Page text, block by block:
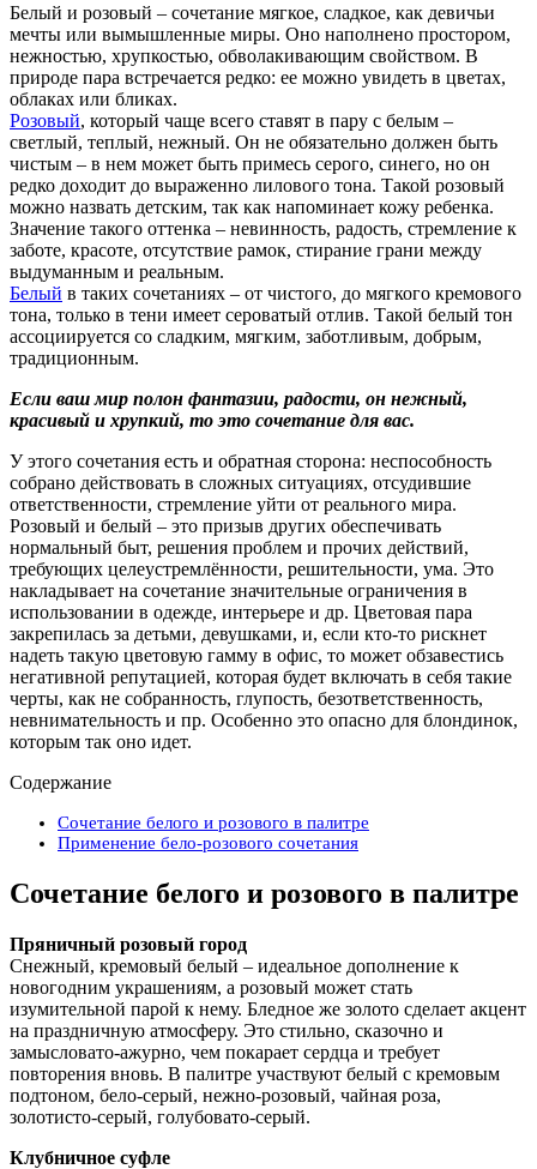
Белый и розовый – сочетание мягкое, сладкое, как девичьи
мечты или вымышленные миры. Оно наполнено простором,
нежностью, хрупкостью, обволакивающим свойством. В
природе пара встречается редко: ее можно увидеть в цветах,
облаках или бликах.
Розовый, который чаще всего ставят в пару с белым –
светлый, теплый, нежный. Он не обязательно должен быть
чистым – в нем может быть примесь серого, синего, но он
редко доходит до выраженно лилового тона. Такой розовый
можно назвать детским, так как напоминает кожу ребенка.
Значение такого оттенка – невинность, радость, стремление к
заботе, красоте, отсутствие рамок, стирание грани между
выдуманным и реальным.
Белый в таких сочетаниях – от чистого, до мягкого кремового
тона, только в тени имеет сероватый отлив. Такой белый тон
ассоциируется со сладким, мягким, заботливым, добрым,
традиционным.
Если ваш мир полон фантазии, радости, он нежный,
красивый и хрупкий, то это сочетание для вас.
У этого сочетания есть и обратная сторона: неспособность
собрано действовать в сложных ситуациях, отсудившие
ответственности, стремление уйти от реального мира.
Розовый и белый – это призыв других обеспечивать
нормальный быт, решения проблем и прочих действий,
требующих целеустремлённости, решительности, ума. Это
накладывает на сочетание значительные ограничения в
использовании в одежде, интерьере и др. Цветовая пара
закрепилась за детьми, девушками, и, если кто-то рискнет
надеть такую цветовую гамму в офис, то может обзавестись
негативной репутацией, которая будет включать в себя такие
черты, как не собранность, глупость, безответственность,
невнимательность и пр. Особенно это опасно для блондинок,
которым так оно идет.
Содержание
Сочетание белого и розового в палитре
Применение бело-розового сочетания
Сочетание белого и розового в палитре
Пряничный розовый город
Снежный, кремовый белый – идеальное дополнение к
новогодним украшениям, а розовый может стать
изумительной парой к нему. Бледное же золото сделает акцент
на праздничную атмосферу. Это стильно, сказочно и
замысловато-ажурно, чем покарает сердца и требует
повторения вновь. В палитре участвуют белый с кремовым
подтоном, бело-серый, нежно-розовый, чайная роза,
золотисто-серый, голубовато-серый.
Клубничное суфле